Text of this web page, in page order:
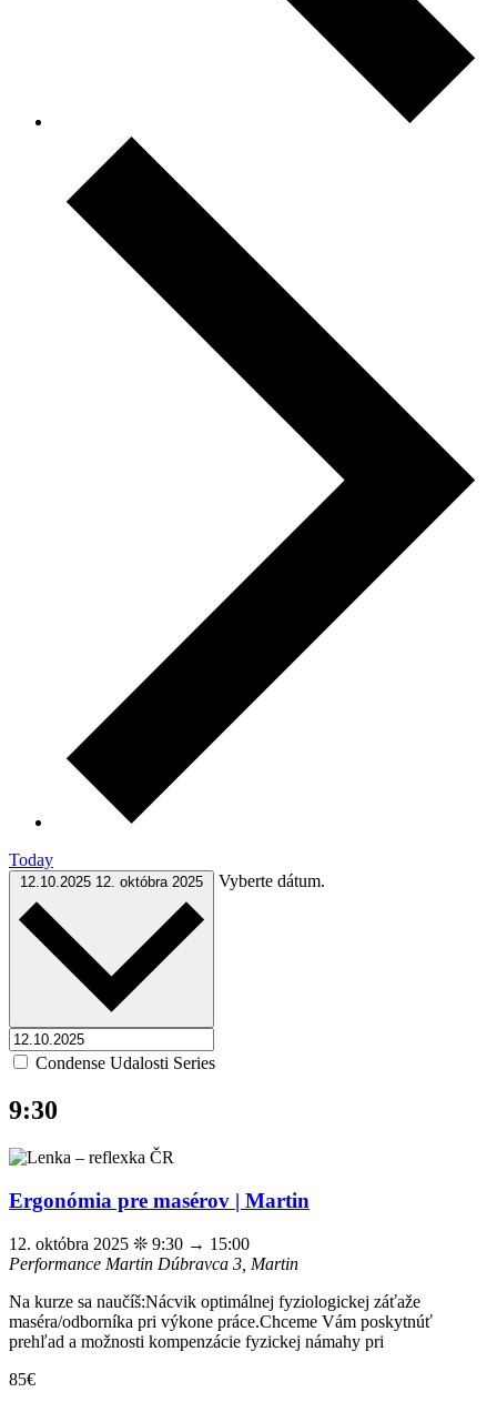
Today
12.10.2025 12. októbra 2025 Vyberte dátum.
Condense Udalosti Series
9:30
Ergonómia pre masérov | Martin
12. októbra 2025 ❊ 9:30 → 15:00
Performance Martin Dúbravca 3, Martin
Na kurze sa naučíš:Nácvik optimálnej fyziologickej záťaže
maséra/odborníka pri výkone práce.Chceme Vám poskytnúť
prehľad a možnosti kompenzácie fyzickej námahy pri
85€